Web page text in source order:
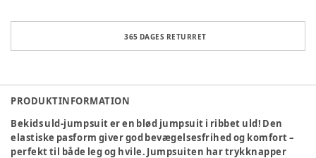
365 DAGES RETURRET
PRODUKTINFORMATION
Bekids uld-jumpsuit er en blød jumpsuit i ribbet uld! Den
elastiske pasform giver god bevægelsesfrihed og komfort –
perfekt til både leg og hvile. Jumpsuiten har trykknapper